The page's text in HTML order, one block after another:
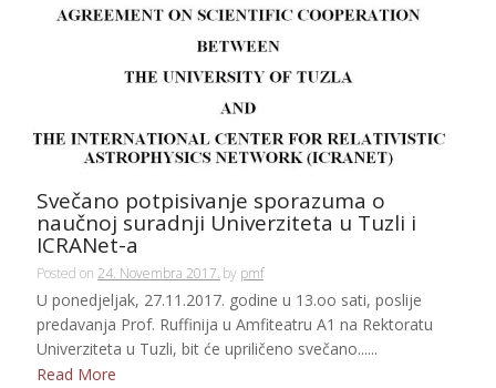
Svečano potpisivanje sporazuma o
naučnoj suradnji Univerziteta u Tuzli i
ICRANet-a
Posted on 24. Novembra 2017. by pmf
U ponedjeljak, 27.11.2017. godine u 13.oo sati, poslije
predavanja Prof. Ruffinija u Amfiteatru A1 na Rektoratu
Univerziteta u Tuzli, bit će upriličeno svečano......
Read More